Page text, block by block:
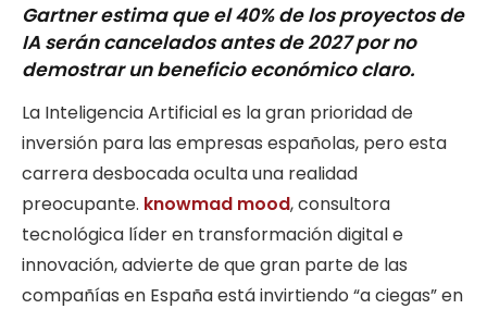
Gartner estima que el 40% de los proyectos de
IA serán cancelados antes de 2027 por no
demostrar un beneficio económico claro.
La Inteligencia Artificial es la gran prioridad de
inversión para las empresas españolas, pero esta
carrera desbocada oculta una realidad
preocupante. knowmad mood, consultora
tecnológica líder en transformación digital e
innovación, advierte de que gran parte de las
compañías en España está invirtiendo “a ciegas” en